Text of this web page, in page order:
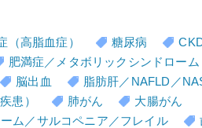
（高脂血症） 糖尿病
肥満症／メタボリックシンドローム
脳出血
脂肪肝／NAFLD／
患）
肺がん
大腸がん
ム／サルコペニア／フレイル